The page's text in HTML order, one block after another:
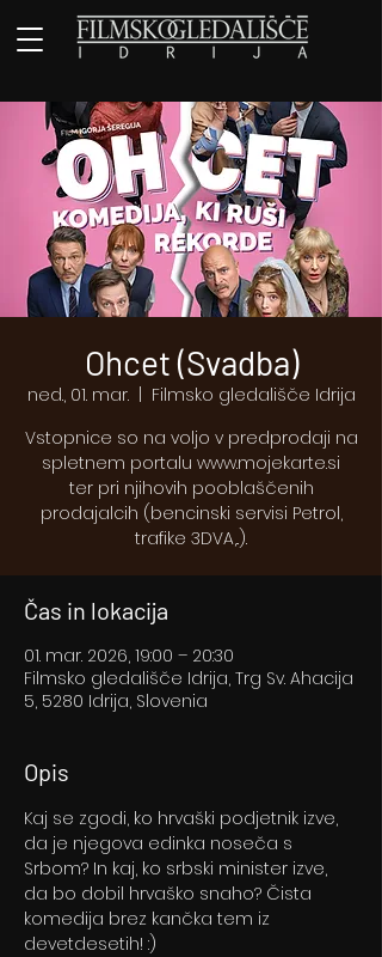
Ohcet (Svadba)
ned., 01. mar.
  |
Filmsko gledališče Idrija
Vstopnice so na voljo v predprodaji na
spletnem portalu www.mojekarte.si
ter pri njihovih pooblaščenih
prodajalcih (bencinski servisi Petrol,
trafike 3DVA,..).
Čas in lokacija
01. mar. 2026, 19:00 – 20:30
Filmsko gledališče Idrija, Trg Sv. Ahacija
5, 5280 Idrija, Slovenia
Opis
Kaj se zgodi, ko hrvaški podjetnik izve,
da je njegova edinka noseča s
Srbom? In kaj, ko srbski minister izve,
da bo dobil hrvaško snaho? Čista
komedija brez kančka tem iz
devetdesetih! :)